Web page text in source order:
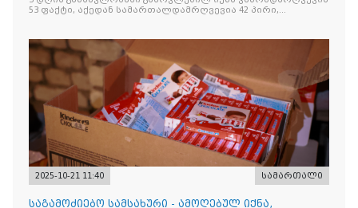
53 ფაქტი, აქედან სამართალდამრღვევია 42 პირი,
2025-10-21 11:40 სამართალი
საგამოძიებო სამსახური - ამოღებულ იქნა,